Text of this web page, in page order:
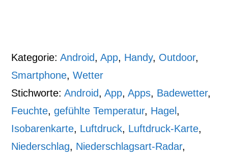
Kategorie:Android,App, Handy, Outdoor,
Smartphone,Wetter
Stichworte:Android,App,Apps, Badewetter,
Feuchte,gefühlte Temperatur, Hagel ,
Isobarenkarte, Luftdruck, Luftdruck-Karte,
Niederschlag, Niederschlagsart-Radar,